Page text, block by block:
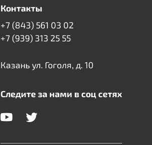
Контакты
+7 (843) 561 03 02
+7 (939) 313 25 55
Казань ул. Гоголя, д. 10
Следите за нами в соц сетях